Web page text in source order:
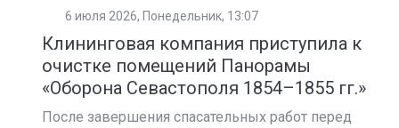
6 июля 2026, Понедельник, 13:07
Клининговая компания приступила к
очистке помещений Панорамы
«Оборона Севастополя 1854–1855 гг.»
После завершения спасательных работ перед